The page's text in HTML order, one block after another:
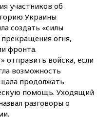
участников об
Украины
создать «силы
огня,
фронта.
отправить войска, если
возможность
продолжать
помощь. Уходящий
разговоры о